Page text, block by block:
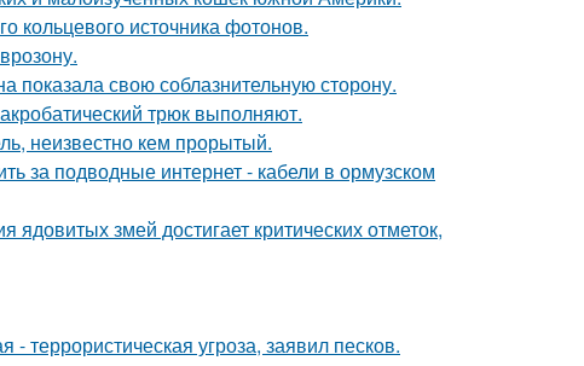
кольцевого источника фотонов.
показала свою соблазнительную сторону.
трюк выполняют.
неизвестно кем прорытый.
за подводные интернет - кабели в ормузском
змей достигает критических отметок,
террористическая угроза, заявил песков.